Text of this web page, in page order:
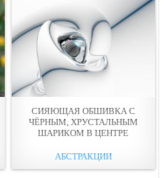
СИЯЮЩАЯ ОБШИВКА С
ЧЁРНЫМ, ХРУСТАЛЬНЫМ
ШАРИКОМ В ЦЕНТРЕ
АБСТРАКЦИИ